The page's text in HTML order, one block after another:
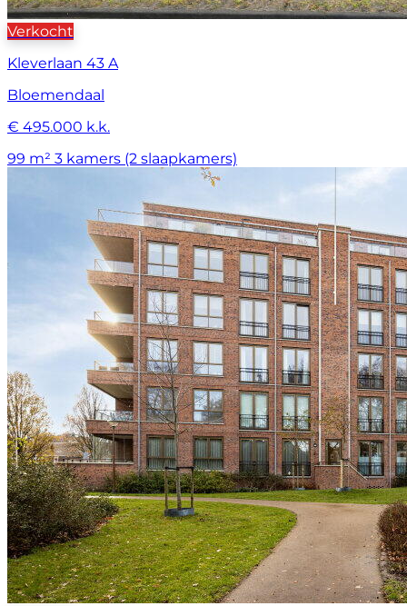
Verkocht
Kleverlaan 43 A
Bloemendaal
€ 495.000 k.k.
99 m² 3 kamers (2 slaapkamers)